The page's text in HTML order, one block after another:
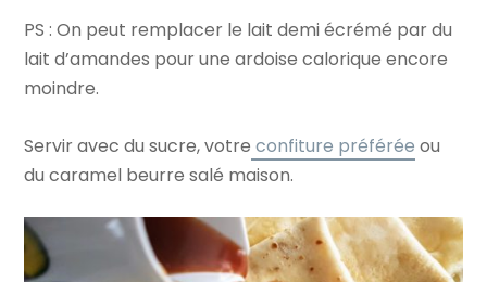
PS : On peut remplacer le lait demi écrémé par du
lait d’amandes pour une ardoise calorique encore
moindre.
Servir avec du sucre, votre confiture préférée ou
du caramel beurre salé maison.